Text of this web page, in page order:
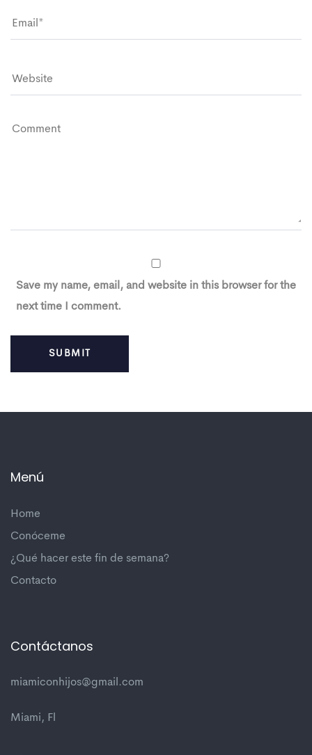
Save my name, email, and website in this browser for the
next time I comment.
Menú
Home
Conóceme
¿Qué hacer este fin de semana?
Contacto
Contáctanos
miamiconhijos@gmail.com
Miami, Fl